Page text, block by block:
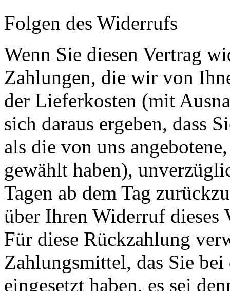
Folgen des Widerrufs
Wenn Sie diesen Vertrag
Zahlungen, die wir von
der Lieferkosten (mit
sich daraus ergeben, dass
als die von uns
gewählt haben),
Tagen ab dem Tag
über Ihren Widerruf dieses
Für diese Rückzahlung
Zahlungsmittel, das Sie
eingesetzt haben, es sei